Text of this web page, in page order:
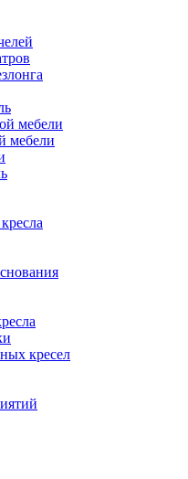
мебели
мебели
кресел